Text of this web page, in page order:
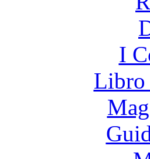
I
Libro